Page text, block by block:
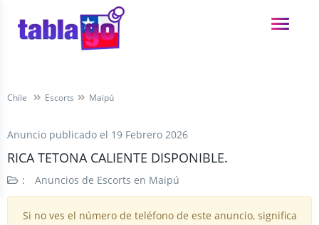
Chile Escorts Maipú
Anuncio publicado el 19 Febrero 2026
RICA TETONA CALIENTE DISPONIBLE.
: Anuncios de Escorts en Maipú
Si no ves el número de teléfono de este anuncio, significa